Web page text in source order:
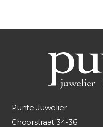
Punte Juwelier
Choorstraat 34-36